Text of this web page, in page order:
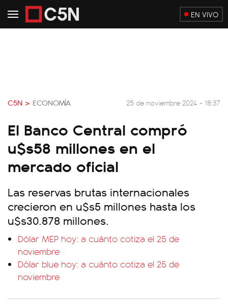
EN VIVO
C5N > ECONOMÍA 25 de noviembre 2024 - 18:37
El Banco Central compró
u$s58 millones en el
mercado oficial
Las reservas brutas internacionales
crecieron en u$s5 millones hasta los
u$s30.878 millones.
Dólar MEP hoy: a cuánto cotiza el 25 de
noviembre
Dólar blue hoy: a cuánto cotiza el 25 de
noviembre